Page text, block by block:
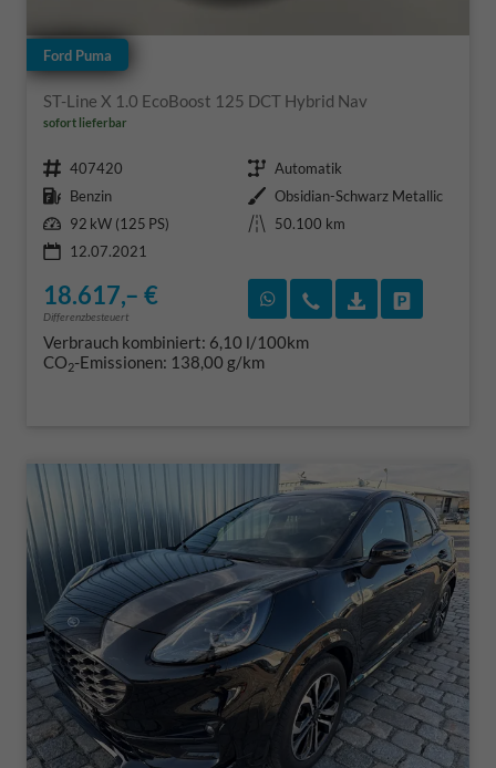
Ford Puma
ST-Line X 1.0 EcoBoost 125 DCT Hybrid Nav
sofort lieferbar
Fahrzeugnr. 407420 Getriebe Automatik
Kraftstoff Benzin Außenfarbe Obsidian-Schwarz Metallic
Leistung 92 kW (125 PS) Kilometerstand
50.100 km
12.07.2021
18.617,– €
Differenzbesteuert
Rückruf vereinbaren
Wir rufen Sie an
Verbrauch kombiniert: 6,10 l/100km
CO2-Emissionen: 138,00 g/km